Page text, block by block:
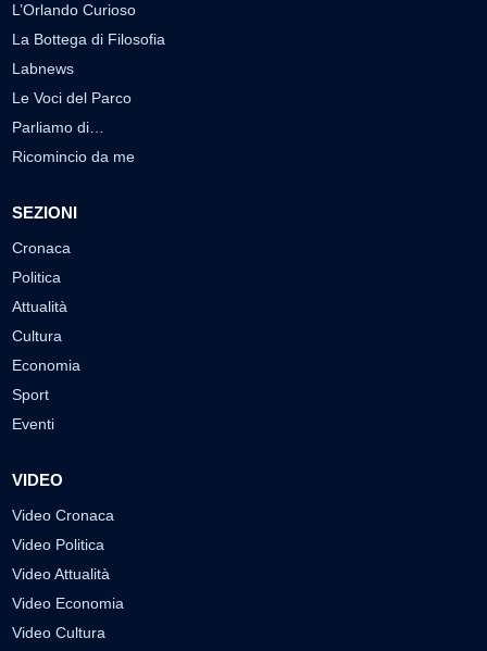
L’Orlando Curioso
La Bottega di Filosofia
Labnews
Le Voci del Parco
Parliamo di…
Ricomincio da me
SEZIONI
Cronaca
Politica
Attualità
Cultura
Economia
Sport
Eventi
VIDEO
Video Cronaca
Video Politica
Video Attualità
Video Economia
Video Cultura